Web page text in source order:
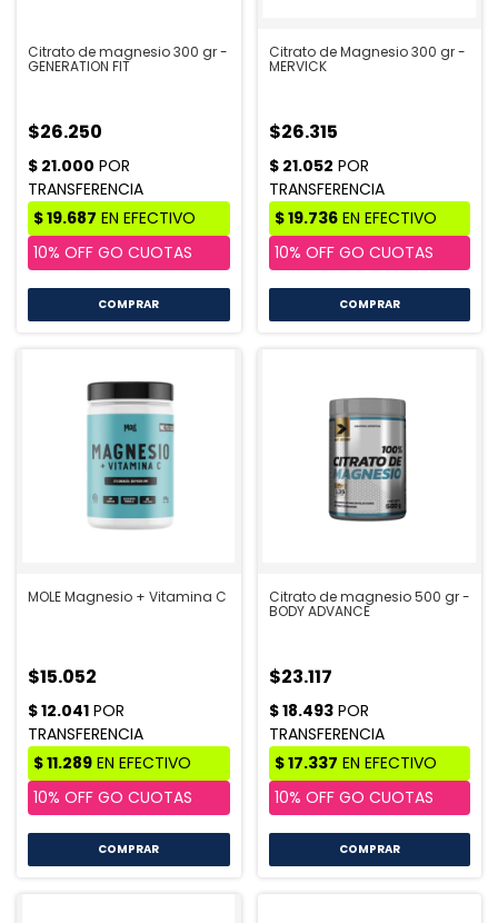
Citrato de magnesio 300 gr -
GENERATION FIT
$26.250
Citrato de Magnesio 300 gr -
MERVICK
$26.315
MOLE Magnesio + Vitamina C
$15.052
Citrato de magnesio 500 gr -
BODY ADVANCE
$23.117
COMPRAR